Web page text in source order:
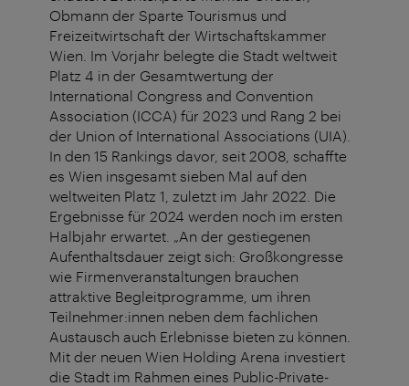
Obmann der Sparte Tourismus und
Freizeitwirtschaft der Wirtschaftskammer
Wien. Im Vorjahr belegte die Stadt weltweit
Platz 4 in der Gesamtwertung der
International Congress and Convention
Association (ICCA) für 2023 und Rang 2 bei
der Union of International Associations (UIA).
In den 15 Rankings davor, seit 2008, schaffte
es Wien insgesamt sieben Mal auf den
weltweiten Platz 1, zuletzt im Jahr 2022. Die
Ergebnisse für 2024 werden noch im ersten
Halbjahr erwartet. „An der gestiegenen
Aufenthaltsdauer zeigt sich: Großkongresse
wie Firmenveranstaltungen brauchen
attraktive Begleitprogramme, um ihren
Teilnehmer:innen neben dem fachlichen
Austausch auch Erlebnisse bieten zu können.
Mit der neuen Wien Holding Arena investiert
die Stadt im Rahmen eines Public-Private-